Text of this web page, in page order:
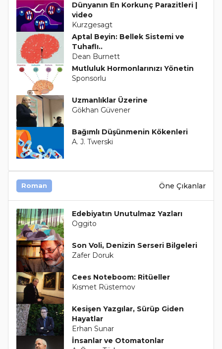
Dünyanın En Korkunç Parazitleri |
video
Kurzgesagt
Aptal Beyin: Bellek Sistemi ve
Tuhaflı..
Dean Burnett
Mutluluk Hormonlarınızı Yönetin
Sponsorlu
Uzmanlıklar Üzerine
Gökhan Güvener
Bağımlı Düşünmenin Kökenleri
A. J. Twerski
Roman Öne Çıkanlar
Edebiyatın Unutulmaz Yazları
Oggito
Son Voli, Denizin Serseri Bilgeleri
Zafer Doruk
Cees Noteboom: Ritüeller
Kısmet Rüstemov
Kesişen Yazgılar, Sürüp Giden
Hayatlar
Erhan Sunar
İnsanlar ve Otomatonlar